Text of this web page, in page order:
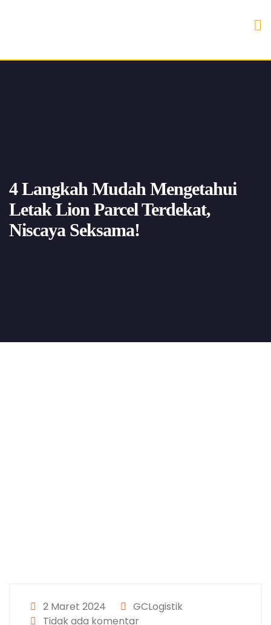
4 Langkah Mudah Mengetahui
Letak Lion Parcel Terdekat,
Niscaya Seksama!
2 Maret 2024
GCLogistik
Tidak ada komentar